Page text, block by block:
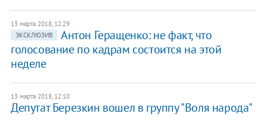
13 марта 2018, 12:29
ЭКСКЛЮЗИВ
Антон Геращенко: не факт, что
голосование по кадрам состоится на этой
неделе
13 марта 2018, 12:10
Депутат Березкин вошел в группу "Воля народа"